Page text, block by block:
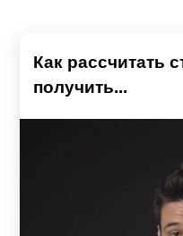
Как рассчитать
получить...